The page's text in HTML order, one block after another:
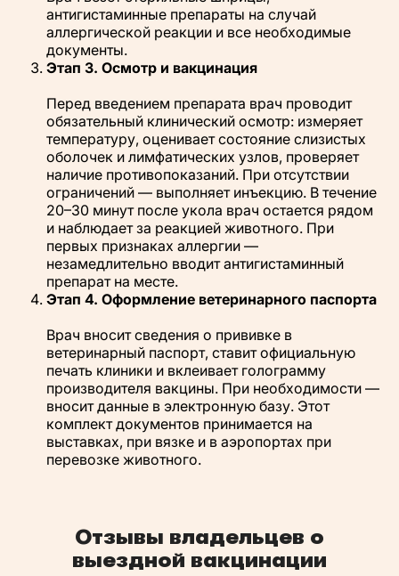
антигистаминные препараты на случай
аллергической реакции и все необходимые
документы.
Этап 3. Осмотр и вакцинация
Перед введением препарата врач проводит
обязательный клинический осмотр: измеряет
температуру, оценивает состояние слизистых
оболочек и лимфатических узлов, проверяет
наличие противопоказаний. При отсутствии
ограничений — выполняет инъекцию. В течение
20–30 минут после укола врач остается рядом
и наблюдает за реакцией животного. При
первых признаках аллергии —
незамедлительно вводит антигистаминный
препарат на месте.
Этап 4. Оформление ветеринарного паспорта
Врач вносит сведения о прививке в
ветеринарный паспорт, ставит официальную
печать клиники и вклеивает голограмму
производителя вакцины. При необходимости —
вносит данные в электронную базу. Этот
комплект документов принимается на
выставках, при вязке и в аэропортах при
перевозке животного.
Отзывы владельцев о
выездной вакцинации